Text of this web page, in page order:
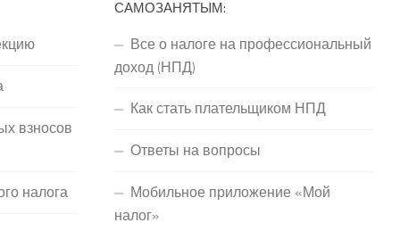
взносов
налога
САМОЗАНЯТЫМ:
Все о налоге на профессиональный
доход (НПД)
Как стать плательщиком НПД
Ответы на вопросы
Мобильное приложение «Мой
налог»